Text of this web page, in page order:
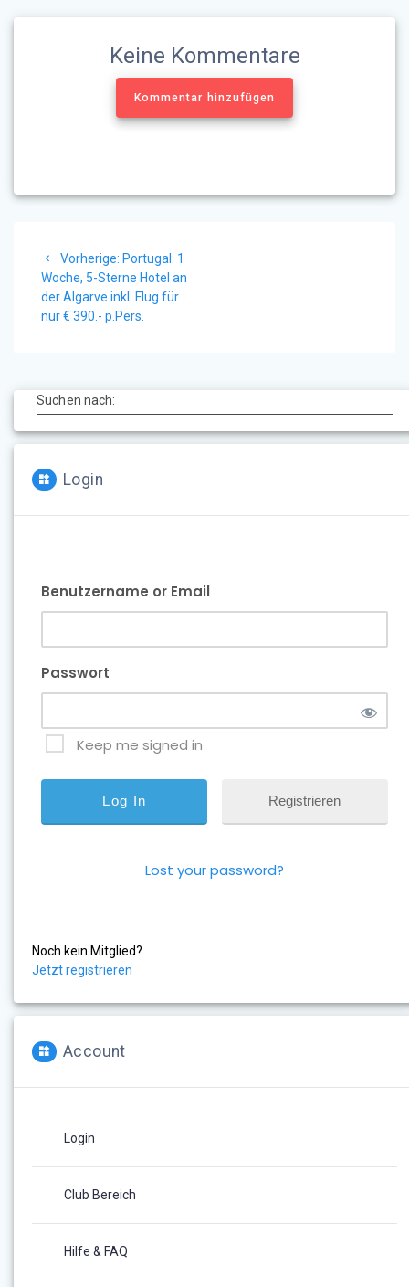
Keine Kommentare
Kommentar hinzufügen
Vorherige: Vorheriger
Beitrag:
Portugal: 1
Woche, 5-Sterne Hotel an
der Algarve inkl. Flug für
nur € 390.- p.Pers.
Suchen nach:
Login
Benutzername or Email
Passwort
Keep me signed in
Registrieren
Lost your password?
Noch kein Mitglied?
Jetzt registrieren
Account
Login
Club Bereich
Hilfe & FAQ